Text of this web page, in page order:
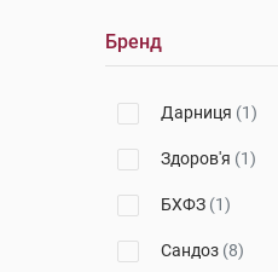
Бренд
Дарниця (1)
Здоров'я (1)
БХФЗ (1)
Сандоз (8)